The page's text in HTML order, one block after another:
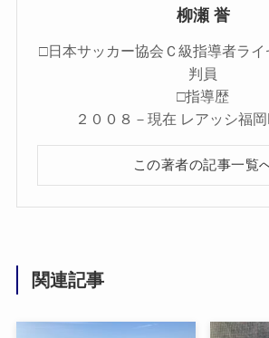
柳瀬 誉
□日本サッカー協会Ｃ級指導者ラ
判員
□指導歴
２００８－現在 レアッシ福
この著者の記事一覧
関連記事